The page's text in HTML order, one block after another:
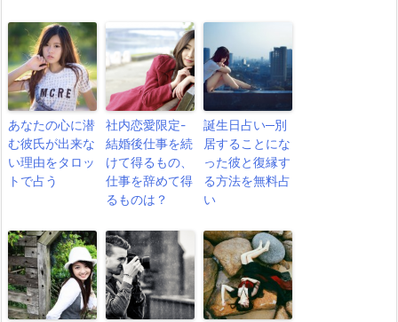
あなたの心に潜
む彼氏が出来な
い理由をタロッ
トで占う
社内恋愛限定-
結婚後仕事を続
けて得るもの、
仕事を辞めて得
るものは？
誕生日占い─別
居することにな
った彼と復縁す
る方法を無料占
い